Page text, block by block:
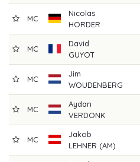
MC
Nicolas
HORDER
MC
David
GUYOT
MC
Jim
WOUDENBERG
MC
Aydan
VERDONK
MC
Jakob
LEHNER (AM)